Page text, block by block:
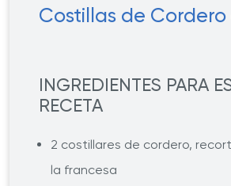
Costillas de
INGREDIENTES PARA
RECETA
2 costillares de cordero,
la francesa